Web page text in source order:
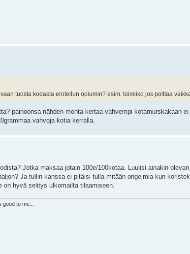
tuosta kodasta erotellun opiumin? esim. toimiiko jos polttaa
painoonsa nähden monta kertaa vahvempi kotamurskakaan
vahvoja kotia kerralla.
Jotka maksaa jotain 100e/100kotaa. Luulisi ainakin
Ja tullin kanssa ei pitäisi tulla mitään ongelmia kun
on hyvä selitys ulkomailta tilaamiseen.
to me...